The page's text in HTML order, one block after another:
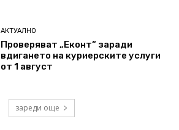
АКТУАЛНО
Проверяват „Еконт“ заради
вдигането на куриерските услуги
от 1 август
зареди още